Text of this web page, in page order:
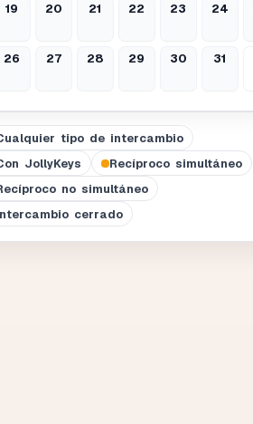
19 20 21 22 23 24
26 27 28 29 30 31
tipo de intercambio
JollyKeys
Recíproco simultáneo
no simultáneo
cerrado